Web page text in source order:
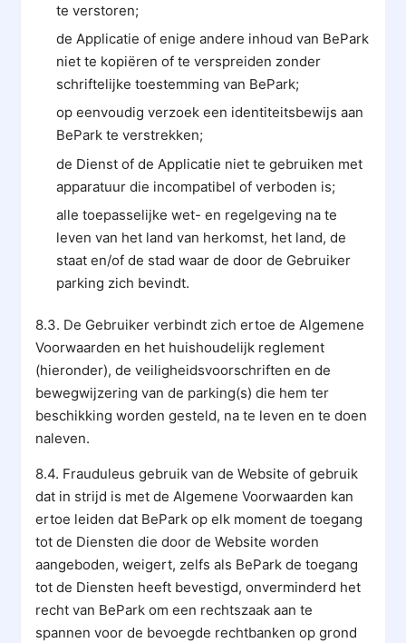
te verstoren;
de Applicatie of enige andere inhoud van BePark
niet te kopiëren of te verspreiden zonder
schriftelijke toestemming van BePark;
op eenvoudig verzoek een identiteitsbewijs aan
BePark te verstrekken;
de Dienst of de Applicatie niet te gebruiken met
apparatuur die incompatibel of verboden is;
alle toepasselijke wet- en regelgeving na te
leven van het land van herkomst, het land, de
staat en/of de stad waar de door de Gebruiker
parking zich bevindt.
8.3. De Gebruiker verbindt zich ertoe de Algemene
Voorwaarden en het huishoudelijk reglement
(hieronder), de veiligheidsvoorschriften en de
bewegwijzering van de parking(s) die hem ter
beschikking worden gesteld, na te leven en te doen
naleven.
8.4. Frauduleus gebruik van de Website of gebruik
dat in strijd is met de Algemene Voorwaarden kan
ertoe leiden dat BePark op elk moment de toegang
tot de Diensten die door de Website worden
aangeboden, weigert, zelfs als BePark de toegang
tot de Diensten heeft bevestigd, onverminderd het
recht van BePark om een rechtszaak aan te
spannen voor de bevoegde rechtbanken op grond